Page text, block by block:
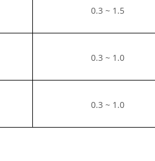
0.3 ~ 1.5
0.3 ~ 1.0
0.3 ~ 1.0